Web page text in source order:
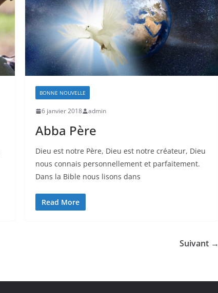
BONNE NOUVELLE
6 janvier 2018 admin
Abba Père
Dieu est notre Père, Dieu est notre créateur, Dieu
nous connais personnellement et parfaitement.
Dans la Bible nous lisons dans
Read More
Suivant →